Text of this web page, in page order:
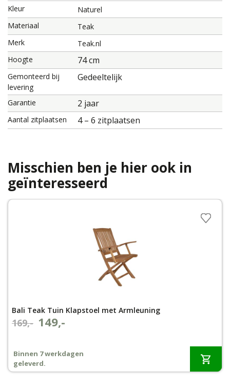
Kleur
Naturel
Materiaal
Teak
Merk
Teak.nl
Hoogte
74 cm
Gemonteerd bij
levering
Gedeeltelijk
Garantie 2 jaar
Aantal zitplaatsen 4 – 6 zitplaatsen
Misschien ben je hier ook in
geïnteresseerd
Bali Teak Tuin Klapstoel met Armleuning
169,- Oorspronkelijke
€169,-.
149,-
€149,-.
Binnen 7 werkdagen
geleverd.